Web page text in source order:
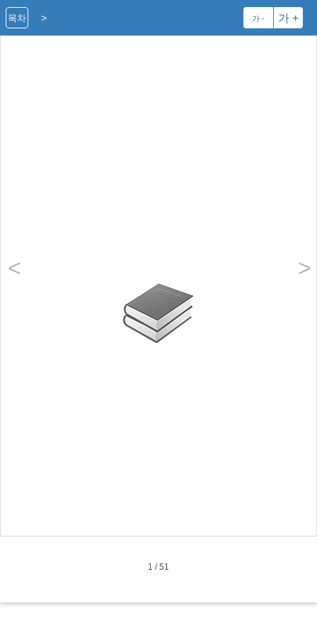
> 가 - 가 +
목차
< >
1 /51